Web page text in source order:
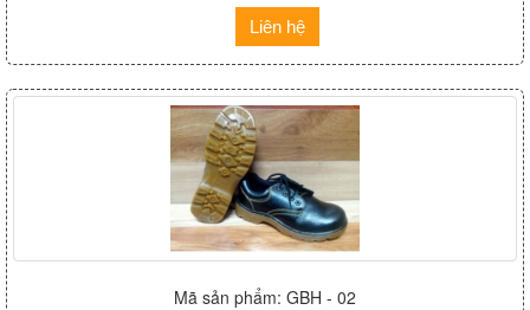
Liên hệ
Mã sản phẩm: GBH - 02